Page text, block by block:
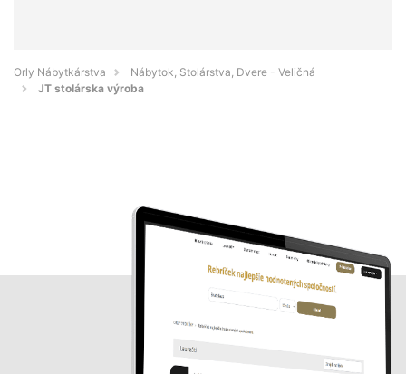
Orly Nábytkárstva
Nábytok, Stolárstva, Dvere - Veličná
JT stolárska výroba